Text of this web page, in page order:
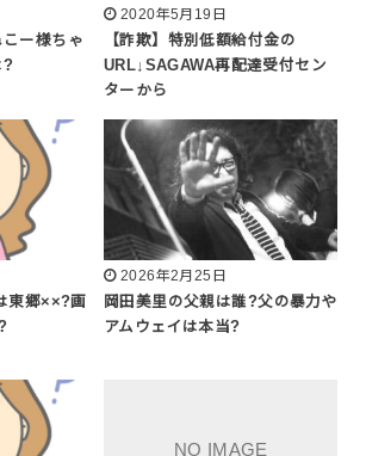
こー様ちゃ
?
2020年5月19日
【詐欺】特別低額給付金の
URL↓SAGAWA再配達受付セン
ターから
東郷××?画
2026年2月25日
岡田美里の父親は誰?父の暴力や
アムウェイは本当?